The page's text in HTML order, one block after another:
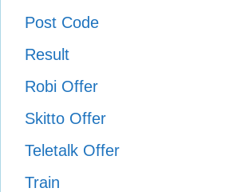
Post Code
Result
Robi Offer
Skitto Offer
Teletalk Offer
Train